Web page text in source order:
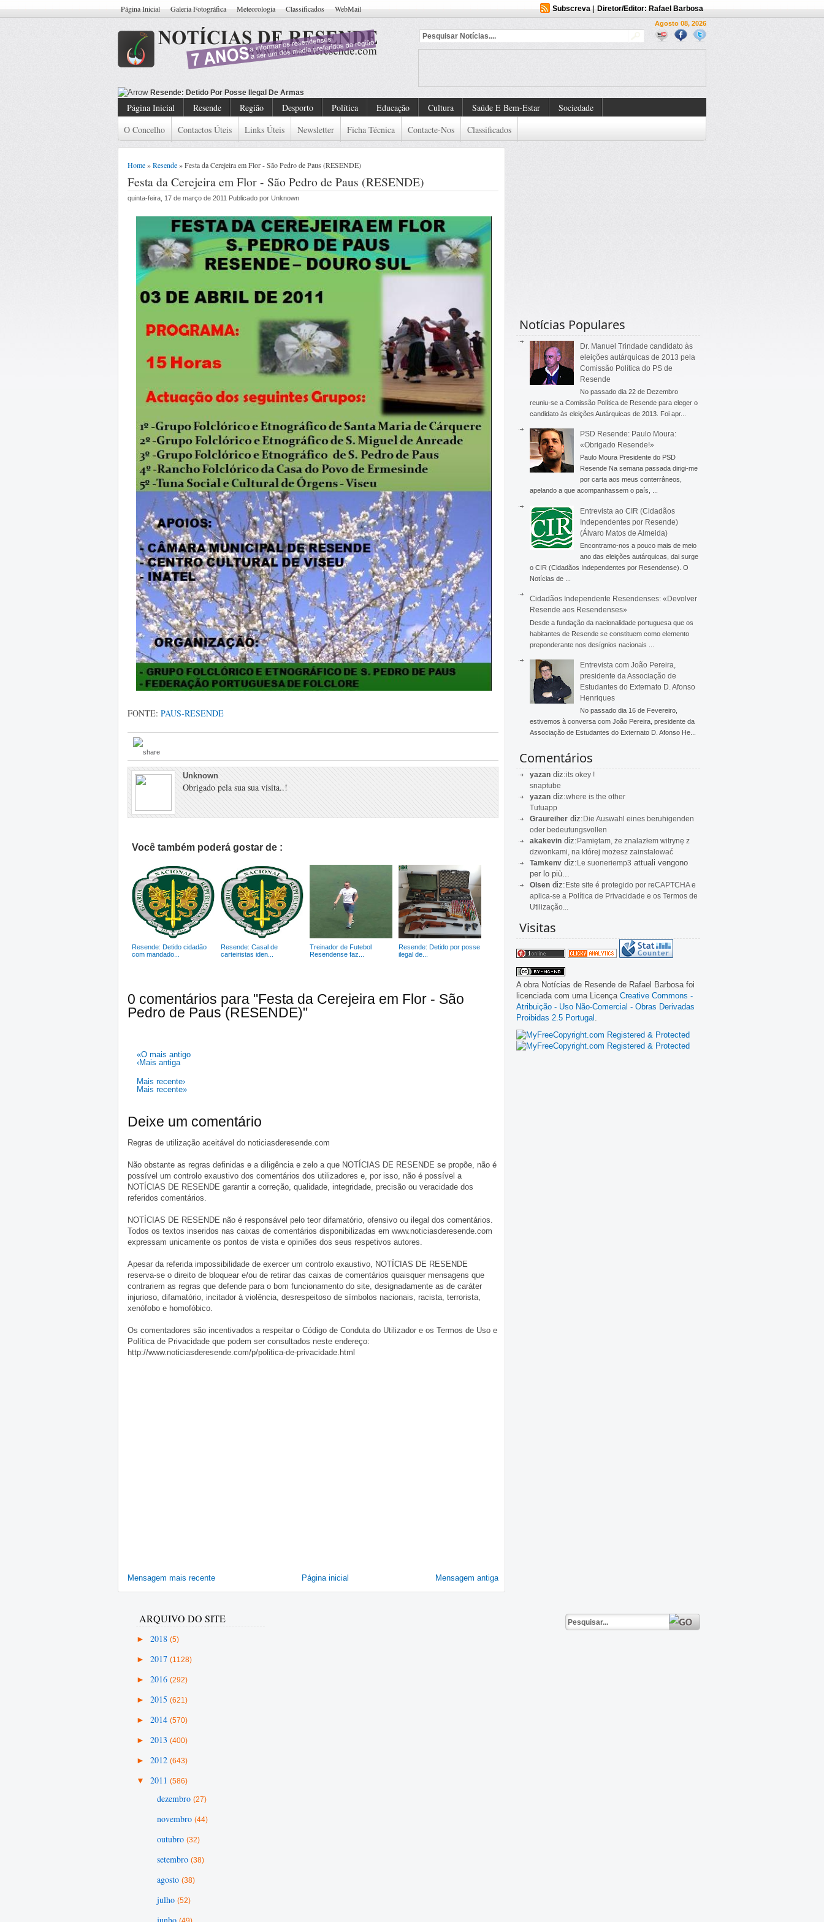
Página Inicial Galeria Fotográfica Meteorologia Classificados WebMail Subscreva| Diretor/Editor: Rafael Barbosa
Agosto 08, 2026
Resende: Detido Cidad
Página Inicial Resende Região Desporto Política Educação Cultura Saúde E Bem-Estar
Sociedade
O Concelho
Contactos Úteis Links Úteis Newsletter Ficha Técnica Contacte-Nos Classificados
Home»Resende» Festa da Cerejeira em Flor - São Pedro de Paus (RESENDE)
Festa da Cerejeira em Flor - São Pedro de Paus (RESENDE)
quinta-feira, 17 de março de 2011 Publicado por Unknown
FONTE: PAUS-RESENDE
Unknown
Obrigado pela sua sua visita..!
Você também poderá gostar de :
Resende: Detido cidadão
com mandado...
Resende: Casal de
carteiristas iden...
Treinador de Futebol
Resendense faz...
Resende: Detido por posse
ilegal de...
0 comentários para "Festa da Cerejeira em Flor - São
Pedro de Paus (RESENDE)"
«O mais antigo
‹Mais antiga
Mais recente›
Mais recente»
Deixe um comentário
Regras de utilização aceitável do noticiasderesende.com
Não obstante as regras definidas e a diligência e zelo a que NOTÍCIAS DE RESENDE se propõe, não é
possível um controlo exaustivo dos comentários dos utilizadores e, por isso, não é possível a
NOTÍCIAS DE RESENDE garantir a correção, qualidade, integridade, precisão ou veracidade dos
referidos comentários.
NOTÍCIAS DE RESENDE não é responsável pelo teor difamatório, ofensivo ou ilegal dos comentários.
Todos os textos inseridos nas caixas de comentários disponibilizadas em www.noticiasderesende.com
expressam unicamente os pontos de vista e opiniões dos seus respetivos autores.
Apesar da referida impossibilidade de exercer um controlo exaustivo, NOTÍCIAS DE RESENDE
reserva-se o direito de bloquear e/ou de retirar das caixas de comentários quaisquer mensagens que
contrariem as regras que defende para o bom funcionamento do site, designadamente as de caráter
injurioso, difamatório, incitador à violência, desrespeitoso de símbolos nacionais, racista, terrorista,
xenófobo e homofóbico.
Os comentadores são incentivados a respeitar o Código de Conduta do Utilizador e os Termos de Uso e
Política de Privacidade que podem ser consultados neste endereço:
http://www.noticiasderesende.com/p/politica-de-privacidade.html
Mensagem mais recente Mensagem antiga
Página inicial
Notícias Populares
Dr. Manuel Trindade candidato às
eleições autárquicas de 2013 pela
Comissão Política do PS de
Resende
No passado dia 22 de Dezembro
reuniu-se a Comissão Política de Resende para eleger o
candidato às eleições Autárquicas de 2013. Foi apr...
PSD Resende: Paulo Moura:
«Obrigado Resende!»
Paulo Moura Presidente do PSD
Resende Na semana passada dirigi-me
por carta aos meus conterrâneos,
apelando a que acompanhassem o país, ...
Entrevista ao CIR (Cidadãos
Independentes por Resende)
(Álvaro Matos de Almeida)
Encontramo-nos a pouco mais de meio
ano das eleições autárquicas, dai surge
o CIR (Cidadãos Independentes por Resendense). O
Notícias de ...
Cidadãos Independente Resendenses: «Devolver
Resende aos Resendenses»
Desde a fundação da nacionalidade portuguesa que os
habitantes de Resende se constituem como elemento
preponderante nos desígnios nacionais ...
Entrevista com João Pereira,
presidente da Associação de
Estudantes do Externato D. Afonso
Henriques
No passado dia 16 de Fevereiro,
estivemos à conversa com João Pereira, presidente da
Associação de Estudantes do Externato D. Afonso He...
Comentários
yazan diz:its okey !
snaptube
yazan diz:where is the other
Tutuapp
Graureiher diz:Die Auswahl eines beruhigenden
oder bedeutungsvollen
akakevin diz:Pamiętam, że znalazłem witrynę z
dzwonkami, na której możesz zainstalować
Tamkenv diz:Le suoneriemp3 attuali vengono
per lo più...
Olsen diz:Este site é protegido por reCAPTCHA e
aplica-se a Política de Privacidade e os Termos de
Utilização...
Visitas
A obra Notícias de Resende de Rafael Barbosa foi
licenciada com uma Licença Creative Commons -
Atribuição - Uso Não-Comercial - Obras Derivadas
Proibidas 2.5 Portugal
ARQUIVO DO SITE
► 2018 (5)
► 2017 (1128)
► 2016 (292)
► 2015 (621)
► 2014 (570)
► 2013 (400)
► 2012 (643)
▼ 2011 (586)
dezembro (27)
novembro (44)
outubro (32)
setembro (38)
agosto (38)
julho (52)
junho